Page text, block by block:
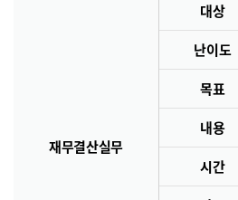
재무결산실무
대상
난이도
목표
내용
시간